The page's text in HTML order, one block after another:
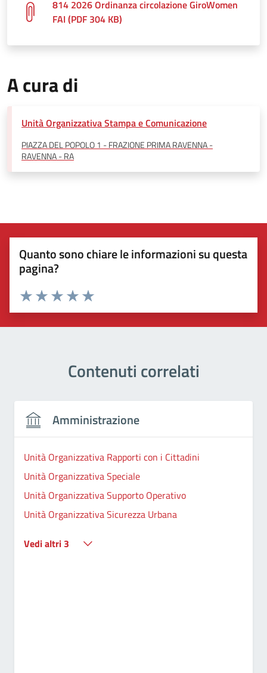
814 2026 Ordinanza circolazione GiroWomen
FAI (PDF 304 KB)
A cura di
Unità Organizzativa Stampa e Comunicazione
PIAZZA DEL POPOLO 1 - FRAZIONE PRIMA RAVENNA -
RAVENNA - RA
Quanto sono chiare le informazioni su questa
pagina?
Valuta 5 stelle su 5
Valuta 4 stelle su 5
Valuta 3 stelle su 5
Valuta 2 stelle su 5
Valuta 1 stelle su 5
Contenuti correlati
Amministrazione
Unità Organizzativa Rapporti con i Cittadini
Unità Organizzativa Speciale
Unità Organizzativa Supporto Operativo
Unità Organizzativa Sicurezza Urbana
Vedi altri 3